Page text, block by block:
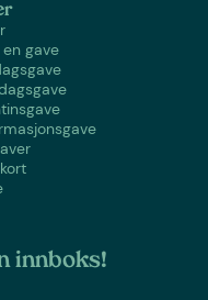
gave
innboks!